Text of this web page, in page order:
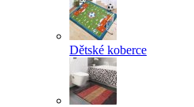
Dětské koberce